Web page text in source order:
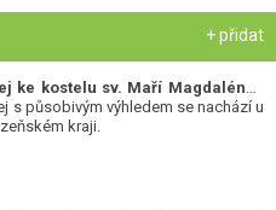
+ přidat
s působivým výhledem se nachází u
kraji.